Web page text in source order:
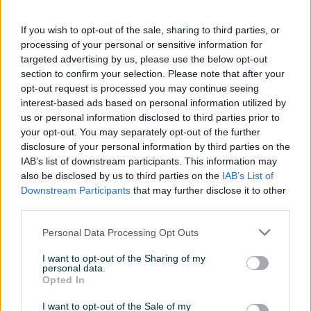
If you wish to opt-out of the sale, sharing to third parties, or
processing of your personal or sensitive information for
targeted advertising by us, please use the below opt-out
section to confirm your selection. Please note that after your
opt-out request is processed you may continue seeing
interest-based ads based on personal information utilized by
us or personal information disclosed to third parties prior to
your opt-out. You may separately opt-out of the further
disclosure of your personal information by third parties on the
IAB’s list of downstream participants. This information may
also be disclosed by us to third parties on the IAB’s List of
Downstream Participants that may further disclose it to other
Personal Data Processing Opt Outs
I want to opt-out of the Sharing of my
personal data.
Opted In
I want to opt-out of the Sale of my
Auto doo, fokusirani smo na ono najvažnije: vaše povjerenje i
zadovoljstvo. Svako vozilo u našoj ponudi prolazi kroz
rigorozne tehničke preglede i detaljne provjere prije nego što
stigne do vas.
✨ Zašto izabrati baš nas?
Pored dugogodišnjeg iskustva i stručnog tima, nudimo vam
fleksibilnost koja se rijetko sreće:
Vaše vrijeme je prioritet. Salon možete posjetiti u terminu koji
vama odgovara, čak i van standardnog radnog vremena – uz
🛠️ Naše usluge – Sve na jednom mjestu:
vrhunskog kvaliteta.
✅ Testna vožnja: Isprobajte automobil prije donošenja
konačne odluke.